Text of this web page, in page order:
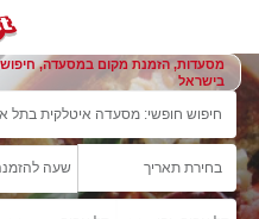
מסעדות, הזמנת מקום במסעדה,
בישראל